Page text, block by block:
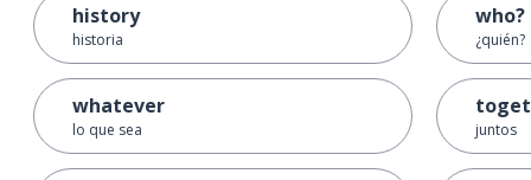
history
historia
whatever
lo que sea
who?
¿quién?
juntos